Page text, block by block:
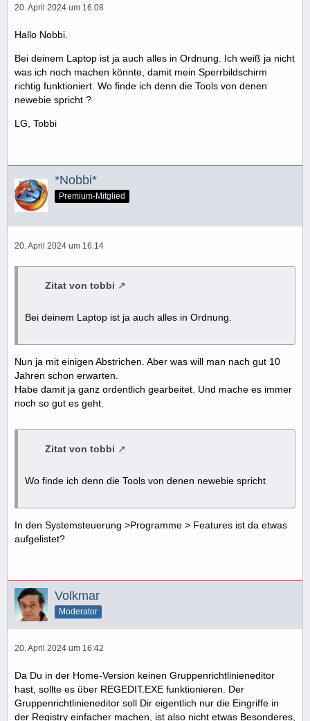
20. April 2024 um 16:08
Hallo Nobbi.
Bei deinem Laptop ist ja auch alles in Ordnung. Ich weiß ja nicht
was ich noch machen könnte, damit mein Sperrbildschirm
richtig funktioniert. Wo finde ich denn die Tools von denen
newebie spricht ?
LG, Tobbi
*Nobbi*
Premium-Mitglied
20. April 2024 um 16:14
Zitat von tobbi
Bei deinem Laptop ist ja auch alles in Ordnung.
Nun ja mit einigen Abstrichen. Aber was will man nach gut 10
Jahren schon erwarten.
Habe damit ja ganz ordentlich gearbeitet. Und mache es immer
noch so gut es geht.
Zitat von tobbi
Wo finde ich denn die Tools von denen newebie spricht
In den Systemsteuerung >Programme > Features ist da etwas
aufgelistet?
Volkmar
Moderator
20. April 2024 um 16:42
Da Du in der Home-Version keinen Gruppenrichtlinieneditor
hast, sollte es über REGEDIT.EXE funktionieren. Der
Gruppenrichtlinieneditor soll Dir eigentlich nur die Eingriffe in
der Registry einfacher machen, ist also nicht etwas Besonderes,